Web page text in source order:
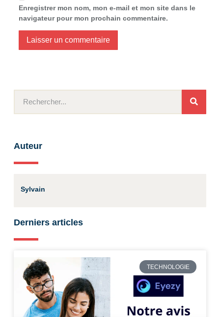
Enregistrer mon nom, mon e-mail et mon site dans le
navigateur pour mon prochain commentaire.
Auteur
Sylvain
Derniers articles
TECHNOLOGIE